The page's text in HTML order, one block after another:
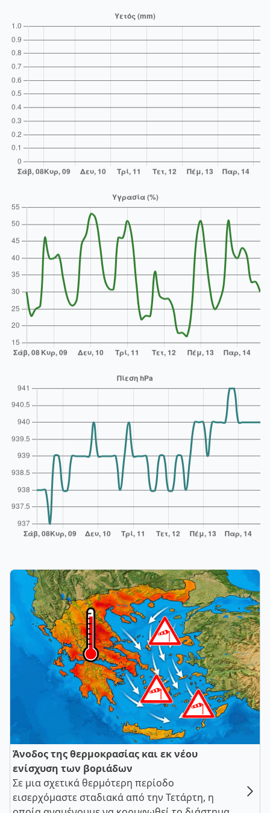
Άνοδος της θερμοκρασίας και εκ νέου
ενίσχυση των βοριάδων
Σε μια σχετικά θερμότερη περίοδο
εισερχόμαστε σταδιακά από την Τετάρτη, η